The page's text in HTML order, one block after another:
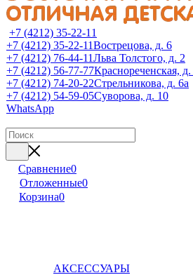
+7 (4212) 35-22-11
+7 (4212) 35-22-11Вострецова, д. 6
+7 (4212) 76-44-11Льва Толстого, д. 2
+7 (4212) 56-77-77Краснореченская,
+7 (4212) 74-20-22Стрельникова, д. 6а
+7 (4212) 54-59-05Суворова, д. 10
WhatsApp
Сравнение0
Отложенные0
Корзина0
АКСЕССУАРЫ